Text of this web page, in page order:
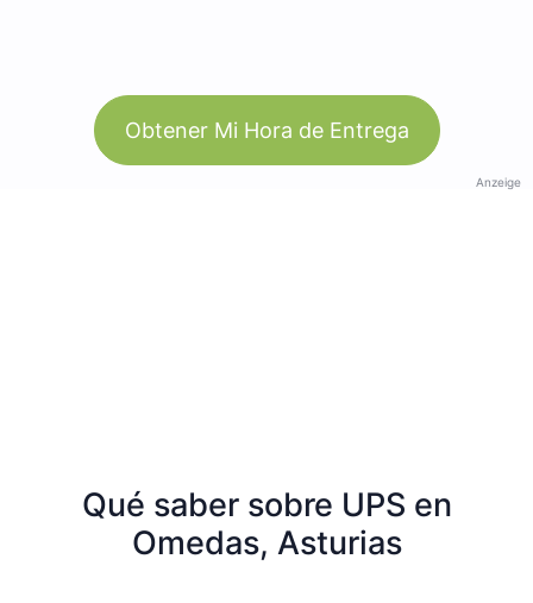
Obtener Mi Hora de Entrega
Anzeige
Qué saber sobre UPS en
Omedas, Asturias